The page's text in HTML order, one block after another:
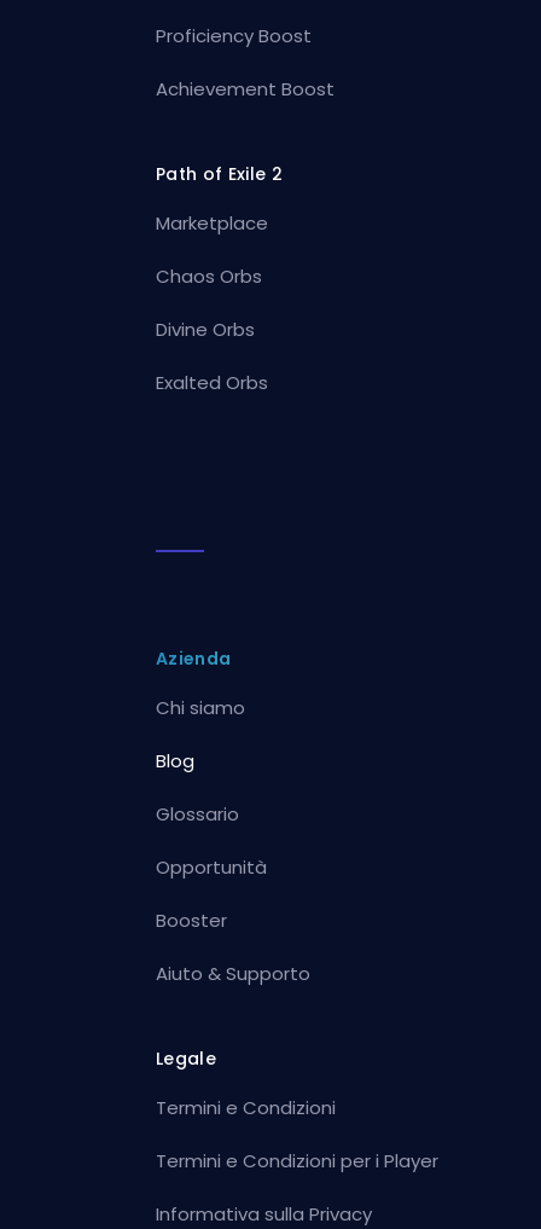
Proficiency Boost
Achievement Boost
Path of Exile 2
Marketplace
Chaos Orbs
Divine Orbs
Exalted Orbs
Azienda
Chi siamo
Blog
Glossario
Opportunità
Booster
Aiuto & Supporto
Legale
Termini e Condizioni
Termini e Condizioni per i Player
Informativa sulla Privacy